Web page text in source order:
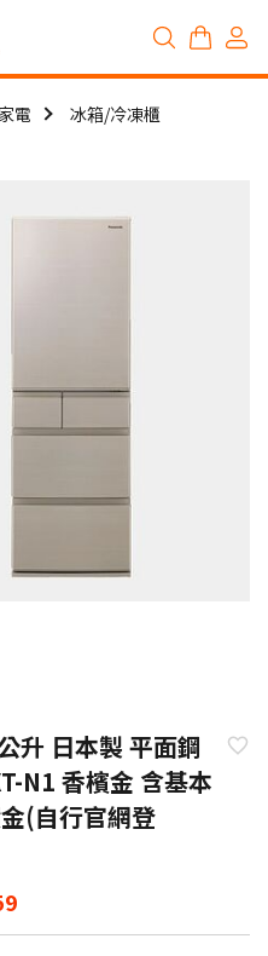
電 冰箱/冷凍櫃
升 日本製 平面鋼
N1 香檳金 含基本
(自行官網登